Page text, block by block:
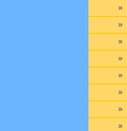
»
»
»
»
»
»
»
»